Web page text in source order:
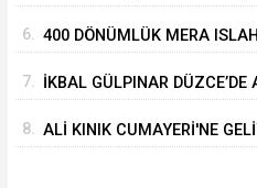
6. 400 DÖNÜMLÜK MERA
7. İKBAL GÜLPINAR DÜZCE’DE
8. ALİ KINIK CUMAYERİ'NE